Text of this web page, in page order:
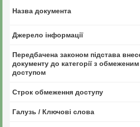
Назва документа
Джерело інформації
Передбачена законом підстава
документу до категорії з обмеженим
доступом
Строк обмеження доступу
Галузь / Ключові слова